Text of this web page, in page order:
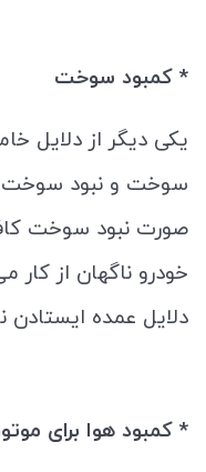
* کمبود سوخت
یکی دیگر از دلایل
سوخت و نبود سوخت
صورت نبود سوخت
خودرو ناگهان از
دلایل عمده ایستادن
* کمبود هوا برای